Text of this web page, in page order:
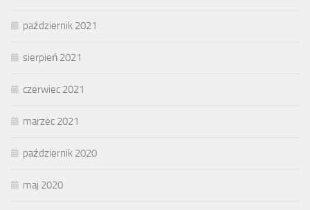
październik 2021
sierpień 2021
czerwiec 2021
marzec 2021
październik 2020
maj 2020